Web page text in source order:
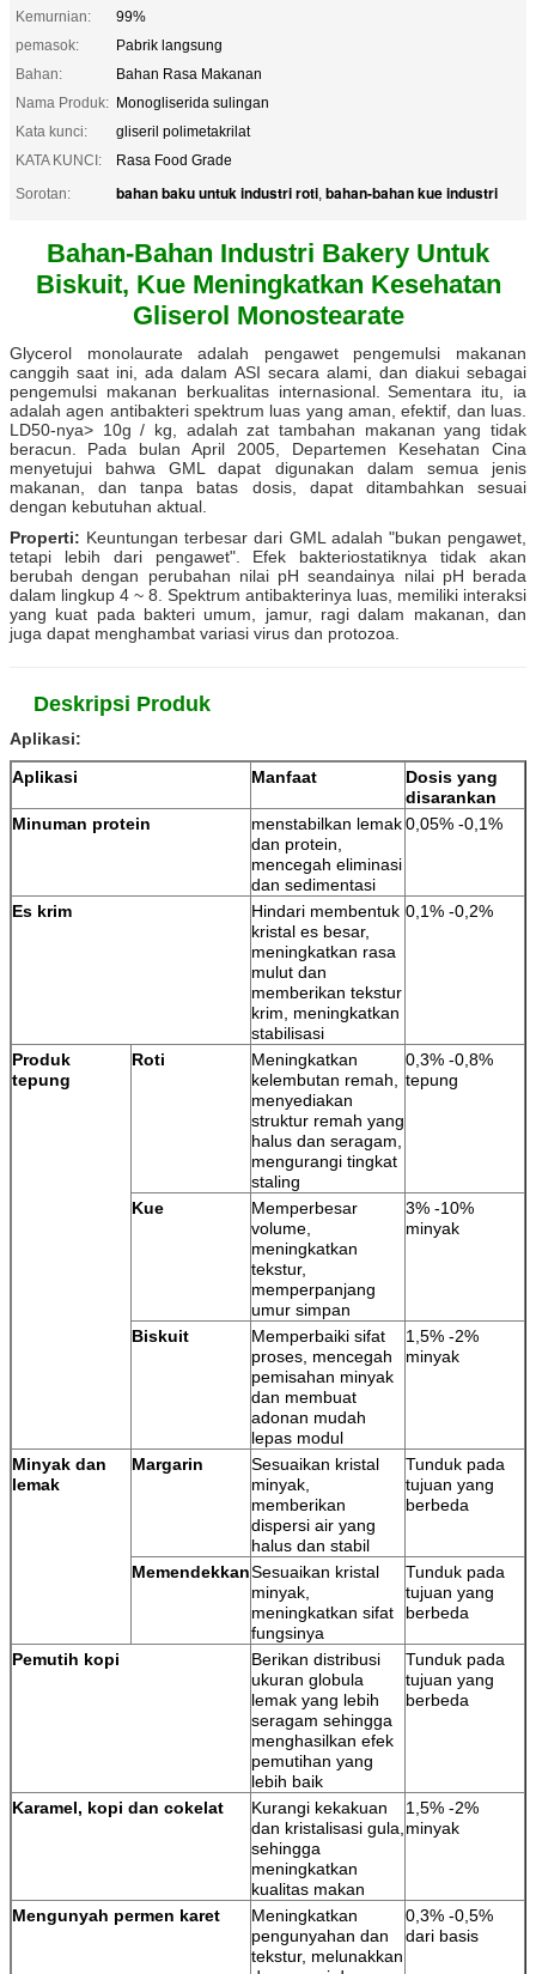
Kemurnian:
99%
pemasok:
Pabrik langsung
Bahan:
Bahan Rasa Makanan
Nama Produk: Monogliserida sulingan
Kata kunci:
gliseril polimetakrilat
KATA KUNCI:
Rasa Food Grade
Sorotan:
bahan baku untuk industri roti, bahan-bahan kue industri
Bahan-Bahan Industri Bakery Untuk
Biskuit, Kue Meningkatkan Kesehatan
Gliserol Monostearate
Glycerol monolaurate adalah pengawet pengemulsi makanan
canggih saat ini, ada dalam ASI secara alami, dan diakui sebagai
pengemulsi makanan berkualitas internasional.
Sementara itu, ia
adalah agen antibakteri spektrum luas yang aman, efektif, dan luas.
LD50-nya> 10g / kg, adalah zat tambahan makanan yang tidak
beracun.
Pada bulan April 2005, Departemen Kesehatan Cina
menyetujui bahwa GML dapat digunakan dalam semua jenis
makanan, dan tanpa batas dosis, dapat ditambahkan sesuai
dengan kebutuhan aktual.
Properti: Keuntungan terbesar dari GML adalah "bukan pengawet,
tetapi lebih dari pengawet".
Efek bakteriostatiknya tidak akan
berubah dengan perubahan nilai pH seandainya nilai pH berada
dalam lingkup 4 ~ 8. Spektrum antibakterinya luas, memiliki interaksi
yang kuat pada bakteri umum, jamur, ragi dalam makanan, dan
juga dapat menghambat variasi virus dan protozoa.
Deskripsi Produk
Aplikasi:
Aplikasi
Manfaat
Dosis yang
disarankan
Minuman protein
menstabilkan lemak
dan protein,
mencegah eliminasi
dan sedimentasi
0,05% -0,1%
Es krim
Hindari membentuk
kristal es besar,
meningkatkan rasa
mulut dan
memberikan tekstur
krim, meningkatkan
stabilisasi
0,1% -0,2%
Produk
tepung
Roti
Meningkatkan
kelembutan remah,
menyediakan
struktur remah yang
halus dan seragam,
mengurangi tingkat
staling
0,3% -0,8%
tepung
Kue
Memperbesar
volume,
meningkatkan
tekstur,
memperpanjang
umur simpan
3% -10%
minyak
Biskuit
Memperbaiki sifat
proses, mencegah
pemisahan minyak
dan membuat
adonan mudah
lepas modul
1,5% -2%
minyak
Minyak dan
lemak
Margarin
Sesuaikan kristal
minyak,
memberikan
dispersi air yang
halus dan stabil
Tunduk pada
tujuan yang
berbeda
MemendekkanSesuaikan kristal
minyak,
meningkatkan sifat
fungsinya
Tunduk pada
tujuan yang
berbeda
Pemutih kopi
Berikan distribusi
ukuran globula
lemak yang lebih
seragam sehingga
menghasilkan efek
pemutihan yang
lebih baik
Tunduk pada
tujuan yang
berbeda
Karamel, kopi dan cokelat
Kurangi kekakuan
dan kristalisasi gula,
sehingga
meningkatkan
kualitas makan
1,5% -2%
minyak
Mengunyah permen karet
Meningkatkan
pengunyahan dan
tekstur, melunakkan
0,3% -0,5%
dari basis